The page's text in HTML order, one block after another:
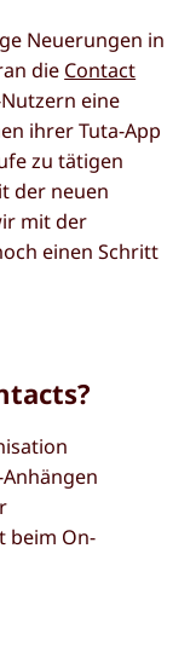
Neuerungen in
die Contact
eine
ihrer Tuta-App
zu tätigen
der neuen
mit der
einen Schritt
beim On-